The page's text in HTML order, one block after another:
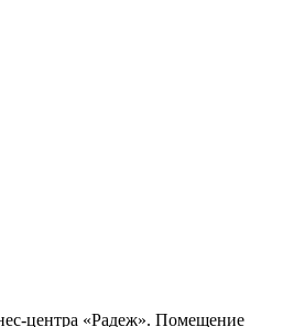
центра «Радеж». Помещение